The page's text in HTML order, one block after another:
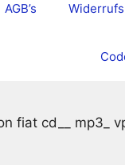
AGB’s
fiat cd__ mp3_